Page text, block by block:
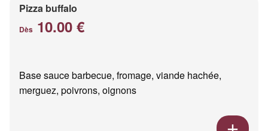
Pizza buffalo
Dès 10.00 €
Base sauce barbecue, fromage, viande hachée,
merguez, poivrons, oignons